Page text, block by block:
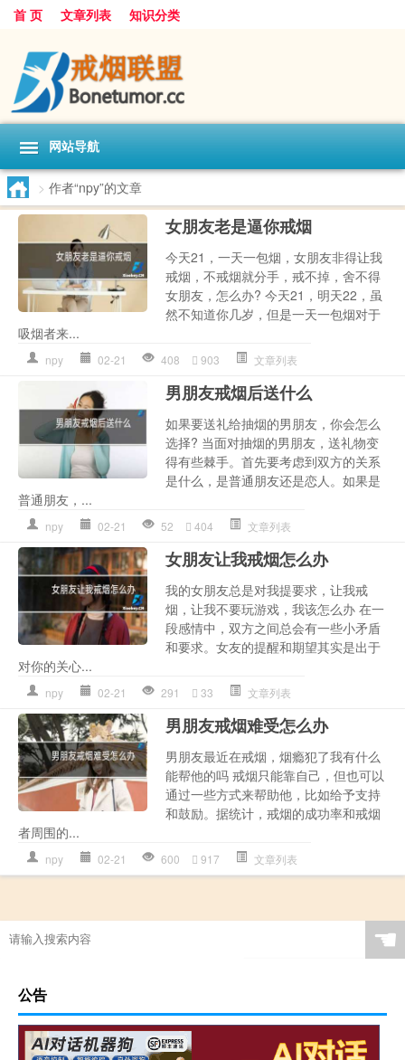
首 页 文章列表 知识分类
网站导航
> 作者“npy”的文章
女朋友老是逼你戒烟
今天21，一天一包烟，女朋友非得让我
戒烟，不戒烟就分手，戒不掉，舍不得
女朋友，怎么办? 今天21，明天22，虽
然不知道你几岁，但是一天一包烟对于
吸烟者来...
npy 02-21 408 903 文章列表
男朋友戒烟后送什么
如果要送礼给抽烟的男朋友，你会怎么
选择? 当面对抽烟的男朋友，送礼物变
得有些棘手。首先要考虑到双方的关系
是什么，是普通朋友还是恋人。如果是
普通朋友，...
npy 02-21 52 404 文章列表
女朋友让我戒烟怎么办
我的女朋友总是对我提要求，让我戒
烟，让我不要玩游戏，我该怎么办 在一
段感情中，双方之间总会有一些小矛盾
和要求。女友的提醒和期望其实是出于
对你的关心...
npy 02-21 291 33 文章列表
男朋友戒烟难受怎么办
男朋友最近在戒烟，烟瘾犯了我有什么
能帮他的吗 戒烟只能靠自己，但也可以
通过一些方式来帮助他，比如给予支持
和鼓励。据统计，戒烟的成功率和戒烟
者周围的...
npy 02-21 600 917 文章列表
☚
公告